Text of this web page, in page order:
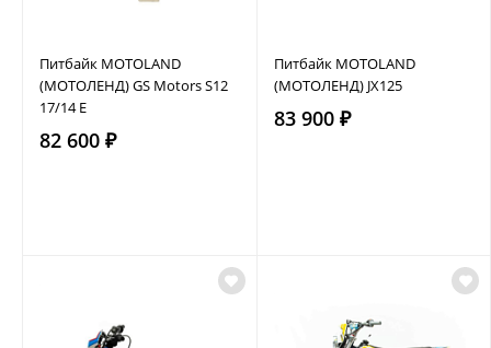
Питбайк MOTOLAND
(МОТОЛЕНД) GS Motors S12
17/14 E
82 600 ₽
Питбайк MOTOLAND
(МОТОЛЕНД) JX125
83 900 ₽